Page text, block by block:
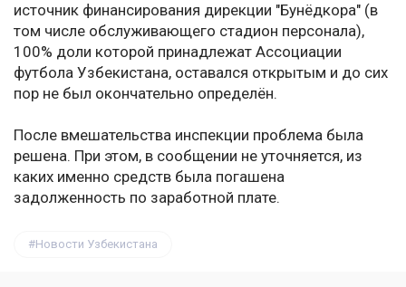
источник финансирования дирекции "Бунёдкора" (в
том числе обслуживающего стадион персонала),
100% доли которой принадлежат Ассоциации
футбола Узбекистана, оставался открытым и до сих
пор не был окончательно определён.
После вмешательства инспекции проблема была
решена. При этом, в сообщении не уточняется, из
каких именно средств была погашена
задолженность по заработной плате.
Новости Узбекистана